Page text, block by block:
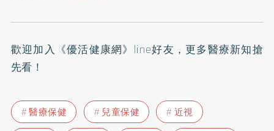
歡迎加入 《優活健康網》line好友 ，更多醫療新知搶
先看！
醫療保健 兒童保健
近視